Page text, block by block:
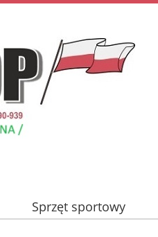
Sprzęt sportowy